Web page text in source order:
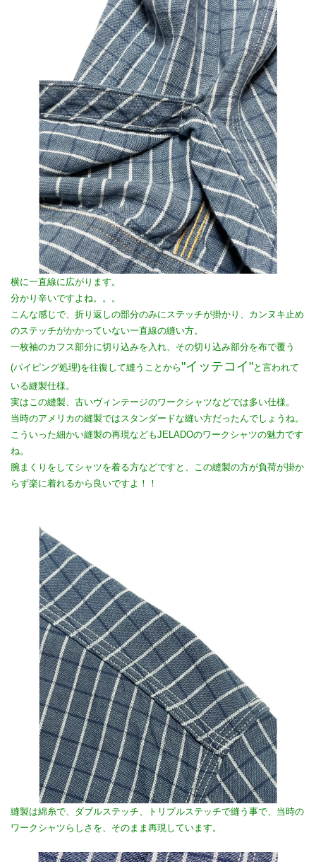
横に一直線に広がります。
分かり辛いですよね。。。
こんな感じで、折り返しの部分のみにステッチが掛かり、カンヌキ止め
のステッチがかかっていない一直線の縫い方。
一枚袖のカフス部分に切り込みを入れ、その切り込み部分を布で覆う
(パイピング処理)を往復して縫うことから"イッテコイ"と言われて
いる縫製仕様。
実はこの縫製、古いヴィンテージのワークシャツなどでは多い仕様。
当時のアメリカの縫製ではスタンダードな縫い方だったんでしょうね。
こういった細かい縫製の再現などもJELADOのワークシャツの魅力です
ね。
腕まくりをしてシャツを着る方などですと、この縫製の方が負荷が掛か
らず楽に着れるから良いですよ！！
縫製は綿糸で、ダブルステッチ、トリプルステッチで縫う事で、当時の
ワークシャツらしさを、そのまま再現しています。